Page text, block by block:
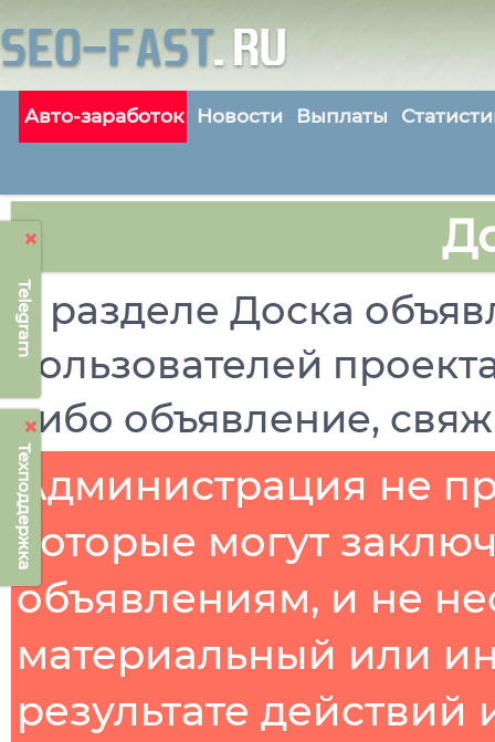
Telegram
Техподдержка
Авто-заработок Новости Выплаты
В разделе Доска
пользователей
либо объявление,
Администрация не
которые могут
объявлениям, и не
материальный или
результате